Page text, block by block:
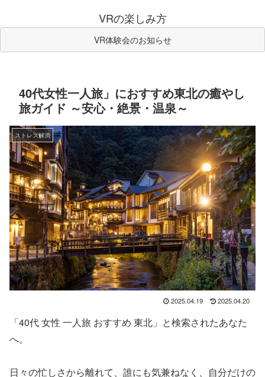
VRの楽しみ方
VR体験会のお知らせ
40代女性一人旅」におすすめ東北の癒やし
旅ガイド ～安心・絶景・温泉～
ストレス解消
2025.04.19 2025.04.20
「40代 女性 一人旅 おすすめ 東北」と検索されたあなた
へ。
日々の忙しさから離れて、誰にも気兼ねなく、自分だけの